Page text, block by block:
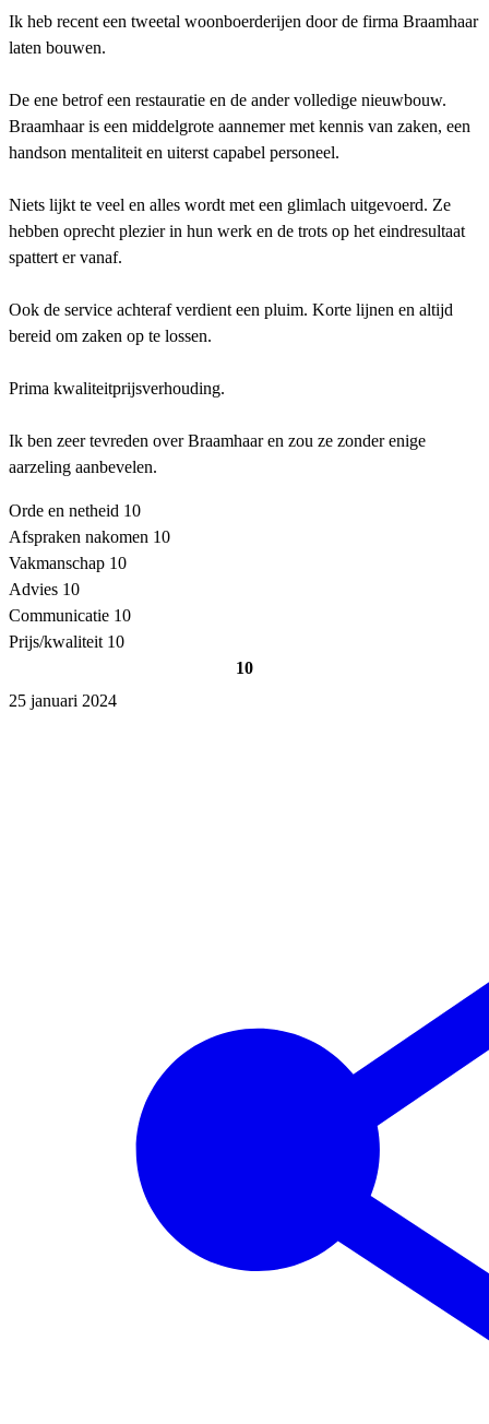
Ik heb recent een tweetal woonboerderijen door de firma Braamhaar
laten bouwen.
De ene betrof een restauratie en de ander volledige nieuwbouw.
Braamhaar is een middelgrote aannemer met kennis van zaken, een
handson mentaliteit en uiterst capabel personeel.
Niets lijkt te veel en alles wordt met een glimlach uitgevoerd. Ze
hebben oprecht plezier in hun werk en de trots op het eindresultaat
spattert er vanaf.
Ook de service achteraf verdient een pluim. Korte lijnen en altijd
bereid om zaken op te lossen.
Prima kwaliteitprijsverhouding.
Ik ben zeer tevreden over Braamhaar en zou ze zonder enige
aarzeling aanbevelen.
Orde en netheid 10
Afspraken nakomen 10
Vakmanschap 10
Advies 10
Communicatie 10
Prijs/kwaliteit 10
10
25 januari 2024